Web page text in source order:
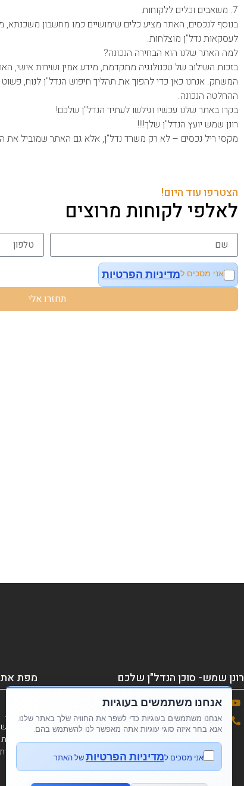
7. משאבים וכלים ללקוחות
בנוסף לנכסים, האתר מציע כלים שימושיים כמו מחשבון משכנתא,
לעסקאות נדל"ן מוצלחות.
למה האתר שלנו הוא הבחירה הנכונה?
בזכות השילוב של טכנולוגיה מתקדמת, מידע אמין ושירות אישי,
המשחק. אנחנו כאן כדי להפוך את תהליך חיפוש הנדל"ן לנוח,
ההחלטה הנכונה.
בקרו באתר שלנו עכשיו וגילשו לעתיד הנדל"ן שלכם!
רונן שמש יועץ הנדל"ן שלך!!!!
מקסי ריל נכסים – לא רק משרד נדל"ן, אלא גם האתר שמוביל את
הצטרפו עוד היום!
לאלפי לקוחות מרוצים
אני מסכים למדיניות הפרטיות
תחזרו אלי
רונן שמש- סוכן הנדל"ן שלכם
054-7209160
מפת
אודות
צור
הצהרת
אנחנו משתמשים בעוגיות
אנחנו משתמשים בעוגיות כדי לשפר את החוויה שלך באתר שלנו.
אנא בחר איזה סוגי עוגיות אתה מאפשר לנו להשתמש בהם.
אני מסכים למדיניות הפרטיותשל האתר